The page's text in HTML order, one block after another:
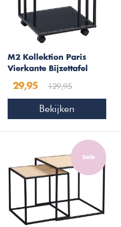
M2 Kollektion Paris
Vierkante Bijzettafel
29,95 129,95
Bekijken
Sale